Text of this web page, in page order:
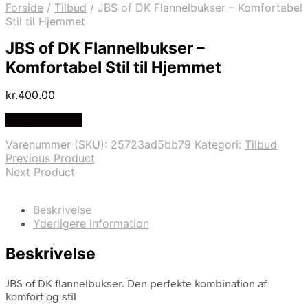
Forside / Tilbud / JBS of DK Flannelbukser – Komfortabel
Stil til Hjemmet
JBS of DK Flannelbukser –
Komfortabel Stil til Hjemmet
kr.400.00
Varenummer (SKU): 25723ad5bb79 Kategori: Tilbud
Previous Product
Next Product
Beskrivelse
Yderligere information
Beskrivelse
JBS of DK flannelbukser. Den perfekte kombination af
komfort og stil